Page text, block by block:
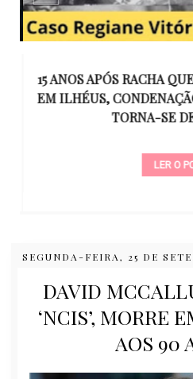
15 ANOS APÓS RACHA
EM ILHÉUS,
TORNA-SE
LER O
SEGUNDA-FEIRA, 25 DE
DAVID
‘NCIS’, MORRE
AOS 90